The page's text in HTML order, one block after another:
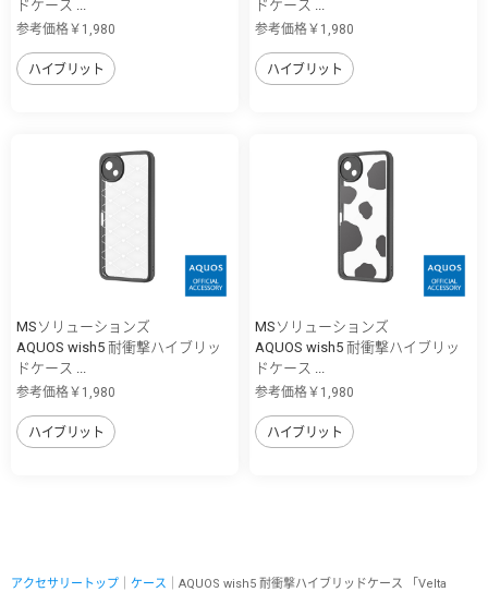
ドケース ...
参考価格￥1,980
ハイブリット
ドケース ...
参考価格￥1,980
ハイブリット
MSソリューションズ
AQUOS wish5 耐衝撃ハイブリッ
ドケース ...
参考価格￥1,980
ハイブリット
MSソリューションズ
AQUOS wish5 耐衝撃ハイブリッ
ドケース ...
参考価格￥1,980
ハイブリット
アクセサリートップ ケース ｜AQUOS wish5 耐衝撃ハイブリッドケース 「Velta